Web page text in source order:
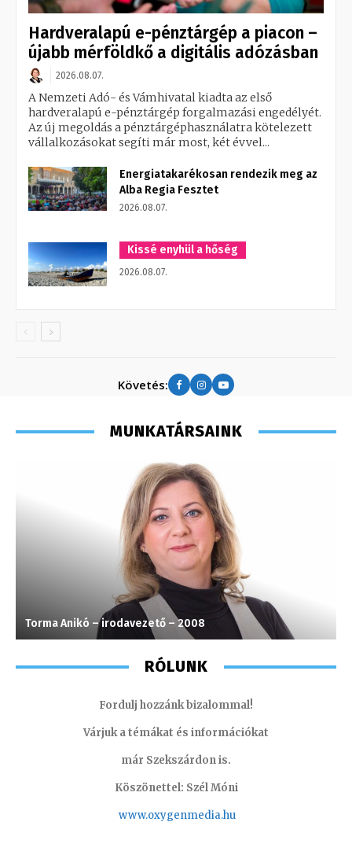
Hardveralapú e-pénztárgép a piacon –
újabb mérföldkő a digitális adózásban
2026.08.07.
A Nemzeti Adó- és Vámhivatal kiadta az első
hardveralapú e-pénztárgép forgalmazási engedélyét.
Az új megoldás a pénztárgéphasználatra kötelezett
vállalkozásokat segíti már most, két évvel...
Energiatakarékosan rendezik meg az
Alba Regia Fesztet
2026.08.07.
Kissé enyhül a hőség
2026.08.07.
Követés:
MUNKATÁRSAINK
Torma Anikó – irodavezető – 2008
RÓLUNK
Fordulj hozzánk bizalommal!
Várjuk a témákat és információkat
már Szekszárdon is.
Köszönettel: Szél Móni
www.oxygenmedia.hu